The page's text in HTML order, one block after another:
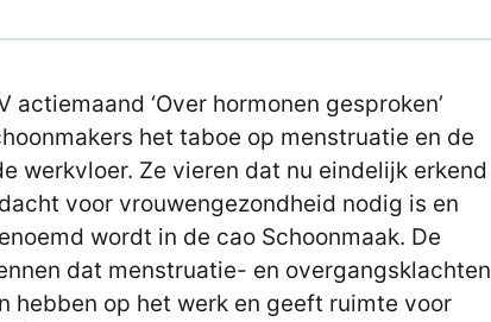
actiemaand ‘Over hormonen gesproken’
het taboe op menstruatie en de
werkvloer. Ze vieren dat nu eindelijk erkend
voor vrouwengezondheid nodig is en
wordt in de cao Schoonmaak. De
dat menstruatie- en overgangsklachten
hebben op het werk en geeft ruimte voor